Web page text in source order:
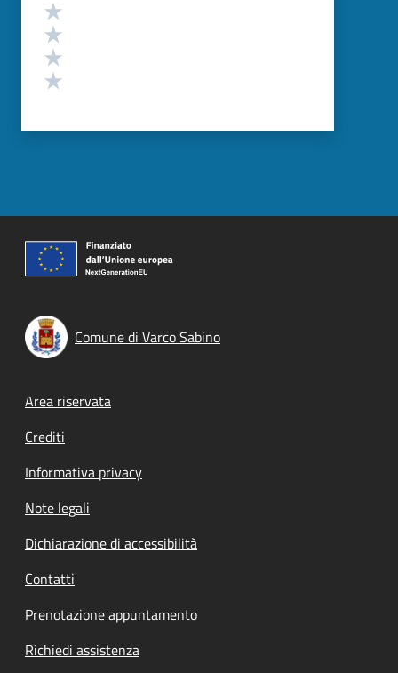
Comune di Varco Sabino
Footer menu
Area riservata
Crediti
Informativa privacy
Note legali
Dichiarazione di accessibilità
Contatti
Prenotazione appuntamento
Richiedi assistenza